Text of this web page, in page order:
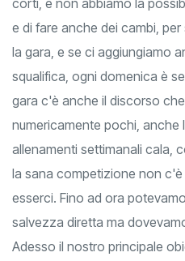
e di fare anche dei cambi,
la gara, e se ci aggiungiamo
squalifica, ogni domenica è
gara c'è anche il discorso
numericamente pochi, anche
allenamenti settimanali cala,
la sana competizione non
esserci. Fino ad ora
salvezza diretta ma
Adesso il nostro principale